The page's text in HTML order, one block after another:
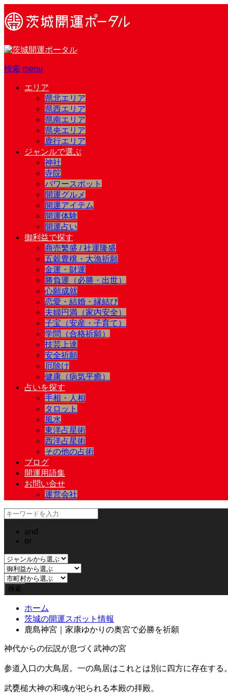
検索 menu
エリア
県北エリア
県西エリア
県南エリア
県央エリア
鹿行エリア
ジャンルで選ぶ
神社
寺院
パワースポット
開運グルメ
開運アイテム
開運体験
開運占い
御利益で探す
商売繁盛 / 社運隆盛
五穀豊穣・大漁祈願
金運・財運
勝負運（必勝・出世）
心願成就
恋愛・結婚・縁結び
夫婦円満（家内安全）
子宝（安産・子育て）
学問（合格祈願）
技芸上達
安全祈願
厄除け
健康（病気平癒）
占いを探す
手相・人相
タロット
風水
東洋占星術
西洋占星術
その他の占術
ブログ
開運用語集
お問い合せ
運営会社
and
or
ホーム
茨城の開運スポット情報
鹿島神宮｜家康ゆかりの奥宮で必勝を祈願
神代からの伝説が息づく武神の宮
参道入口の大鳥居。一の鳥居はこれとは別に四方に存在する
武甕槌大神の和魂が祀られる本殿の拝殿。